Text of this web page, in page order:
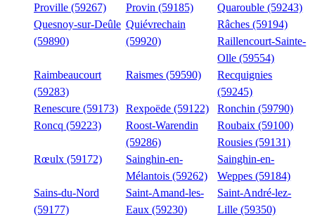
Proville (59267)
Provin (59185)
Quarouble (59243)
Quesnoy-sur-Deûle
(59890)
Quiévrechain
(59920)
Râches (59194)
Raillencourt-Sainte-
Olle (59554)
Raimbeaucourt
(59283)
Raismes (59590)
Recquignies
(59245)
Renescure (59173)
Rexpoëde (59122)
Ronchin (59790)
Roncq (59223)
Roost-Warendin
(59286)
Roubaix (59100)
Rousies (59131)
Rœulx (59172)
Sainghin-en-
Mélantois (59262)
Sainghin-en-
Weppes (59184)
Sains-du-Nord
(59177)
Saint-Amand-les-
Eaux (59230)
Saint-André-lez-
Lille (59350)